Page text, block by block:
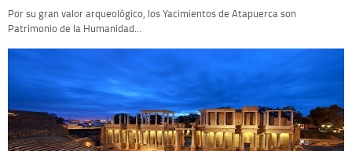
Por su gran valor arqueológico, los Yacimientos de Atapuerca son
Patrimonio de la Humanidad...